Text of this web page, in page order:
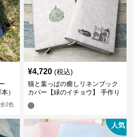
）
全2色
¥4,720 (税込)
猫と葉っぱの癒しリネンブック
カバー【緑のイチョウ】 手作り
人気